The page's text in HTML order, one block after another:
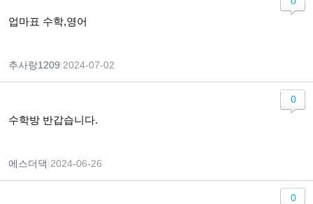
업마표 수학,영어
추사랑1209 2024-07-02
수학방 반갑습니다.
에스더댁 2024-06-26
0
0